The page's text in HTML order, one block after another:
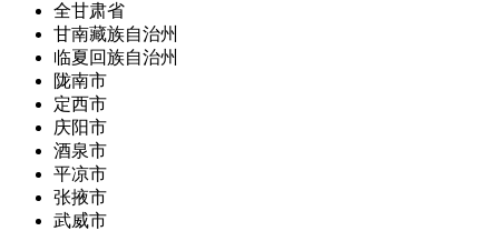
全甘肃省
甘南藏族自治州
临夏回族自治州
陇南市
定西市
庆阳市
酒泉市
平凉市
张掖市
武威市